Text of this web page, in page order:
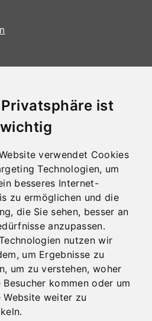
ist
verwendet Cookies
Technologien, um
besseres Internet-
zu ermöglichen und die
die Sie sehen, besser an
anzupassen.
nutzen wir
um Ergebnisse zu
um zu verstehen, woher
Besucher kommen oder um
Website weiter zu
Austria
0
PRE OBČANOV
ÚDAJOV MAPA STRÁNKY
Tulln